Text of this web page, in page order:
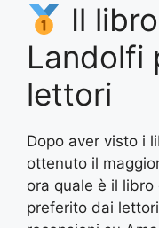
Il
Landolfi
lettori
Dopo aver visto i
ottenuto il
ora quale è il
preferito dai